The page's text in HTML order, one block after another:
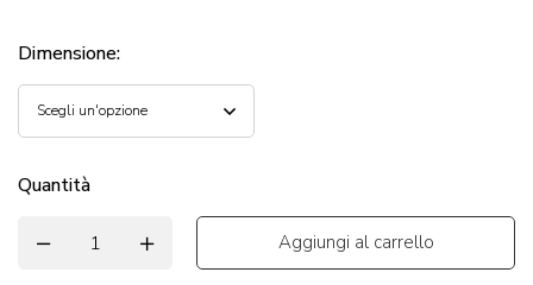
Dimensione:
Quantità
Aggiungi al carrello